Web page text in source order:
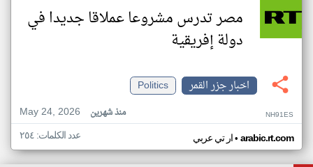
مصر تدرس مشروعا عملاقا جديدا في
دولة إفريقية
اخبار جزر القمر
Politics
May 24, 2026
منذ شهرين NH91ES
ار تي عربي• arabic.rt.com عدد الكلمات: ٢٥٤